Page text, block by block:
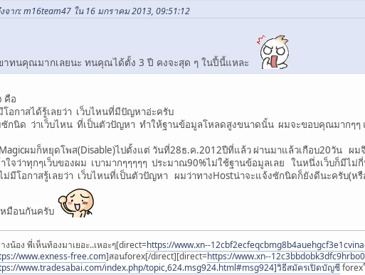
จาก: m16team47 ใน 16 มกราคม 2013, 09:51:12
าทนคุณมากเลยนะ ทนคุณได้ตั้ง 3 ปี คงจะสุด ๆ ในปี้นี้แหละ
คือ
อกาสได้รู้เลยว่า เว็บไหนที่มีปัญหาอ่ะครับ
ซักนิด ว่าเว็บไหน ที่เป็นตัวปัญหา ทำให้ฐานข้อมูลโหลดสูงขนาดนั้น ผมจะขอบคุณมากๆ
ผมก็หยุดโพส(Disable)ไปตั้งแต่ วันที่28ธ.ค.2012ปีที่แล้ว ผ่านมาแล้วเกือบ20วัน ผม
ใจว่าทุกๆเว็บของผม เบามากๆๆๆๆๆ ประมาณ90%ไม่ใช้ฐานข้อมูลเลย ในหนึ่งเว็บก็มีไม่
มีโอกาสรู้เลยว่า เว็บไหนที่เป็นตัวปัญหา ผมว่าทางHostน่าจะแจ้งซักนิดก็ยังดีนะครับ(ห
หมือนกันครับ
งน้อง พี่เห็นท้องมาเยอะ..เหอะๆ[direct=https://www.xn--
www.exness-free.com]สอนforex[/direct][direct=https://www.xn--
www.tradesabai.com/index.php/topic,624.msg924.html#msg924]วิธีสมัครเปิดบัญชี